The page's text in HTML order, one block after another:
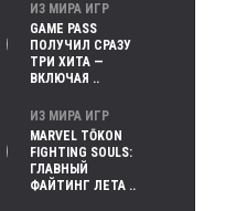
ИЗ МИРА ИГР
GAME PASS
ПОЛУЧИЛ СРАЗУ
ТРИ ХИТА —
ВКЛЮЧАЯ ..
ИЗ МИРА ИГР
MARVEL TŌKON
FIGHTING SOULS:
ГЛАВНЫЙ
ФАЙТИНГ ЛЕТА ..